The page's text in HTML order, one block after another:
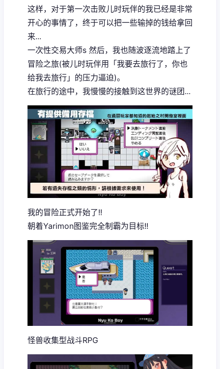
这样，对于第一次击败儿时玩伴的我已经是非常
开心的事情了，终于可以把一些输掉的钱给拿回
来...
一次性交易大师s 然后，我也随波逐流地踏上了
冒险之旅(被儿时玩伴用「我要去旅行了，你也
给我去旅行」的压力逼迫)。
在旅行的途中，我慢慢的接触到这世界的谜团...
我的冒险正式开始了!!
朝着Yarimon图鉴完全制霸为目标!!
怪兽收集型战斗RPG